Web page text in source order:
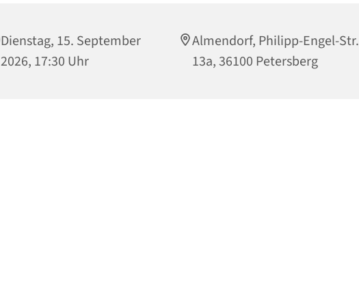
Dienstag, 15. September
2026, 17:30 Uhr
Almendorf, Philipp-Engel-Str.
13a, 36100 Petersberg